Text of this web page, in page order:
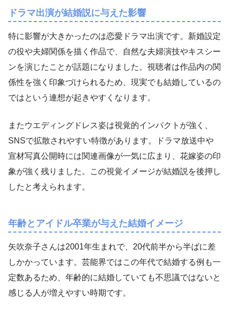
ドラマ出演が結婚説に与えた影響
特に影響が大きかったのは恋愛ドラマ出演です。新婚設定
の役や夫婦関係を描く作品で、自然な夫婦演技やキスシー
ンを演じたことが話題になりました。視聴者は作品内の関
係性を強く印象づけられるため、現実でも結婚しているの
ではという連想が起きやすくなります。
またウエディングドレス姿は視覚的インパクトが強く、
SNSで拡散されやすい特徴があります。ドラマ放送中や
宣材写真公開時には関連画像が一気に広まり、花嫁姿の印
象が強く残りました。この視覚イメージが結婚説を後押し
したと考えられます。
年齢とアイドル卒業が与えた結婚イメージ
矢吹奈子さんは2001年生まれで、20代前半から半ばに差
しかかっています。芸能界ではこの年代で結婚する例も一
定数あるため、年齢的に結婚していても不思議ではないと
感じる人が増えやすい時期です。